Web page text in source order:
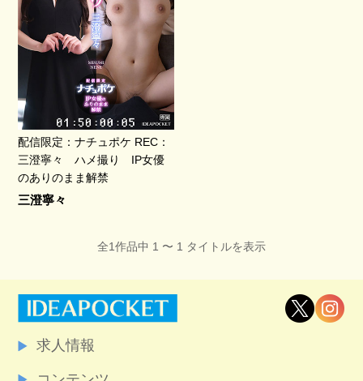
配信限定：ナチュポケ REC：
三澄寧々 ハメ撮り IP女優
のありのまま解禁
三澄寧々
全1作品中 1 〜 1 タイトルを表示
求人情報